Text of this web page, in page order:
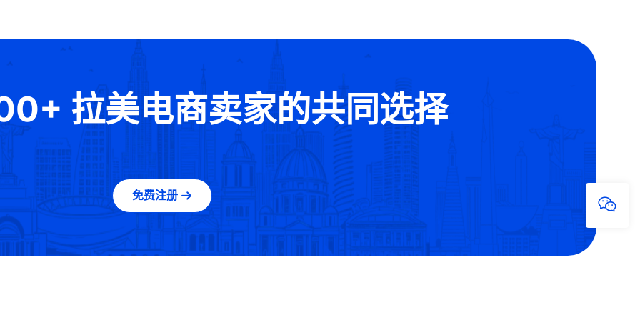
拉美电商卖家的共同选择
免费注册